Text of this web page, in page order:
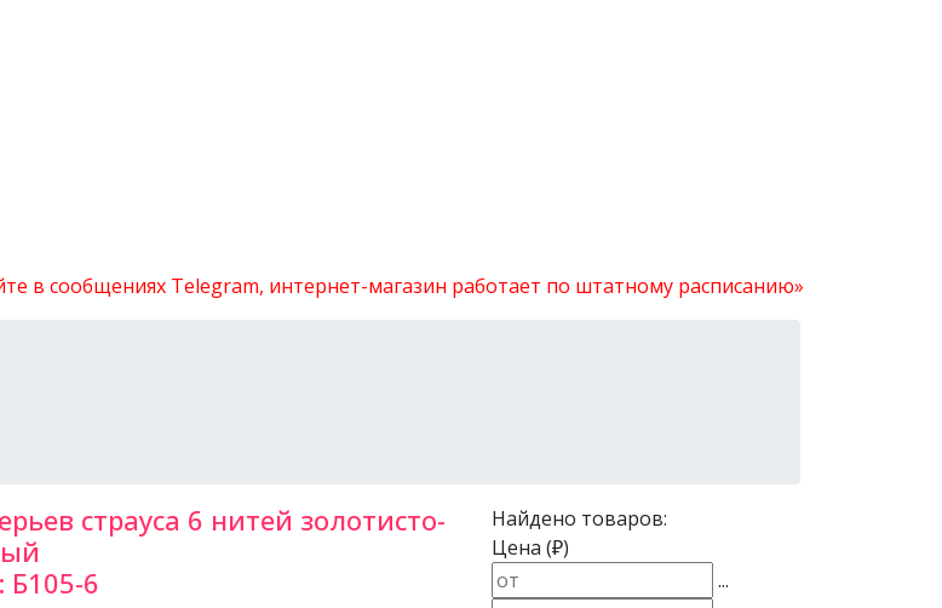
в сообщениях Telegram, интернет-магазин работает по штатному расписанию»
страуса 6 нитей золотисто-
Б105-6
Найдено товаров:
Цена (₽)
...